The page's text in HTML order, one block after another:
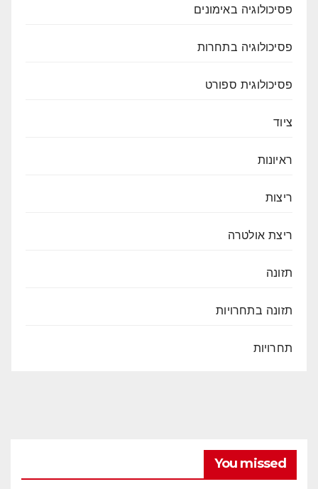
פסיכולוגיה באימונים
פסיכולוגיה בתחרות
פסיכולוגית ספורט
ציוד
ראיונות
ריצות
ריצת אולטרה
תזונה
תזונה בתחרויות
תחרויות
You missed